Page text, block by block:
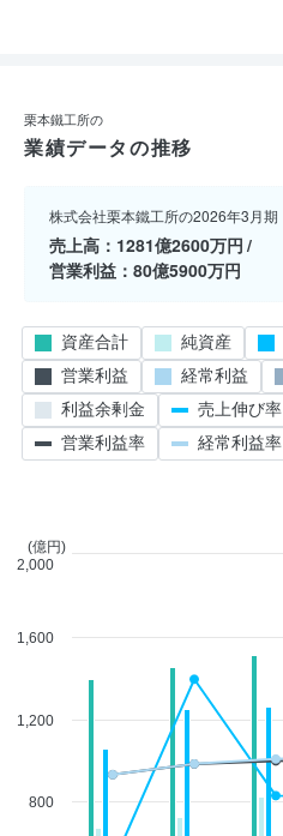
栗本鐵工所の
業績データの推移
株式会社栗本鐵工所の2026年3月期
売上高
1281億2600万円
営業利益
80億5900万円
800
1,200
1,600
(億円)
2,000
資産合計 純資産
営業利益
経常利益
利益余剰金
売上伸び率
営業利益率
経常利益率